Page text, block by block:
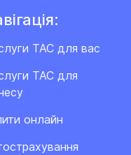
ТАС для вас
ТАС для
онлайн